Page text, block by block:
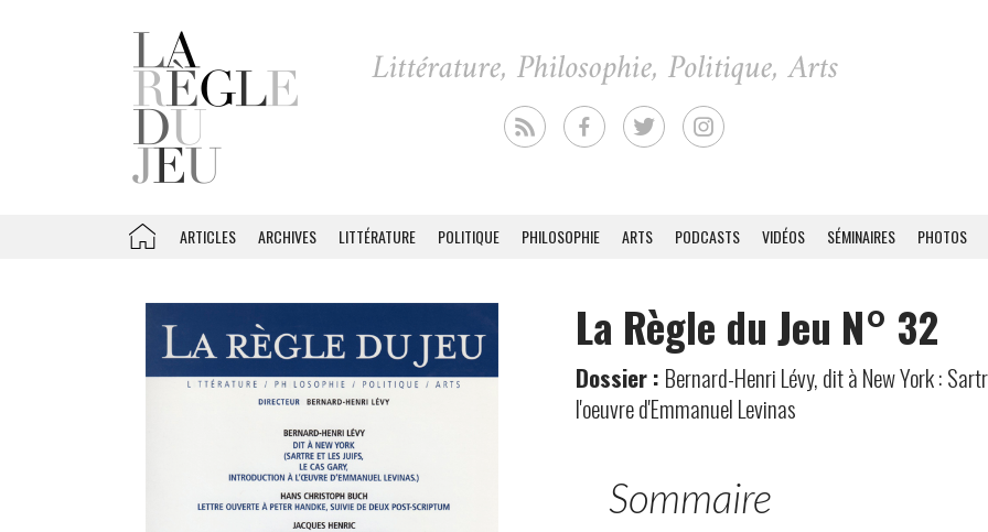
ARTICLES ARCHIVES LITTÉRATURE POLITIQUE PHILOSOPHIE ARTS PODCASTS VIDÉOS SÉMINAIRES PHOTOS
La Règle du Jeu N° 32
Dossier : Bernard-Henri Lévy, dit à New York :
l'oeuvre d'Emmanuel Levinas
Sommaire